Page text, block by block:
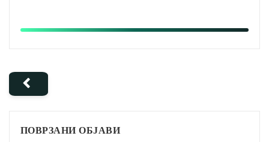
ПОВРЗАНИ ОБЈАВИ